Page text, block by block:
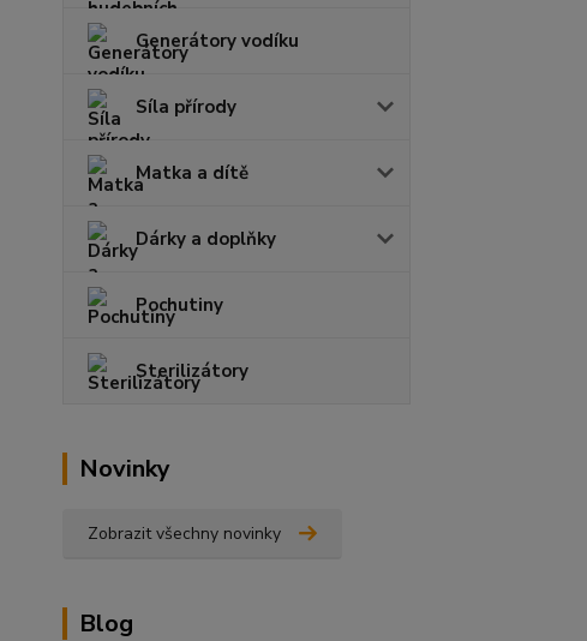
Generátory vodíku
Síla přírody
Matka a dítě
Dárky a doplňky
Pochutiny
Sterilizátory
Novinky
Zobrazit všechny novinky
Blog